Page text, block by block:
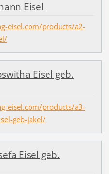
Eisel
eisel.com/products/a2-
Eisel geb.
eisel.com/products/a3-
geb-jakel/
Eisel geb.